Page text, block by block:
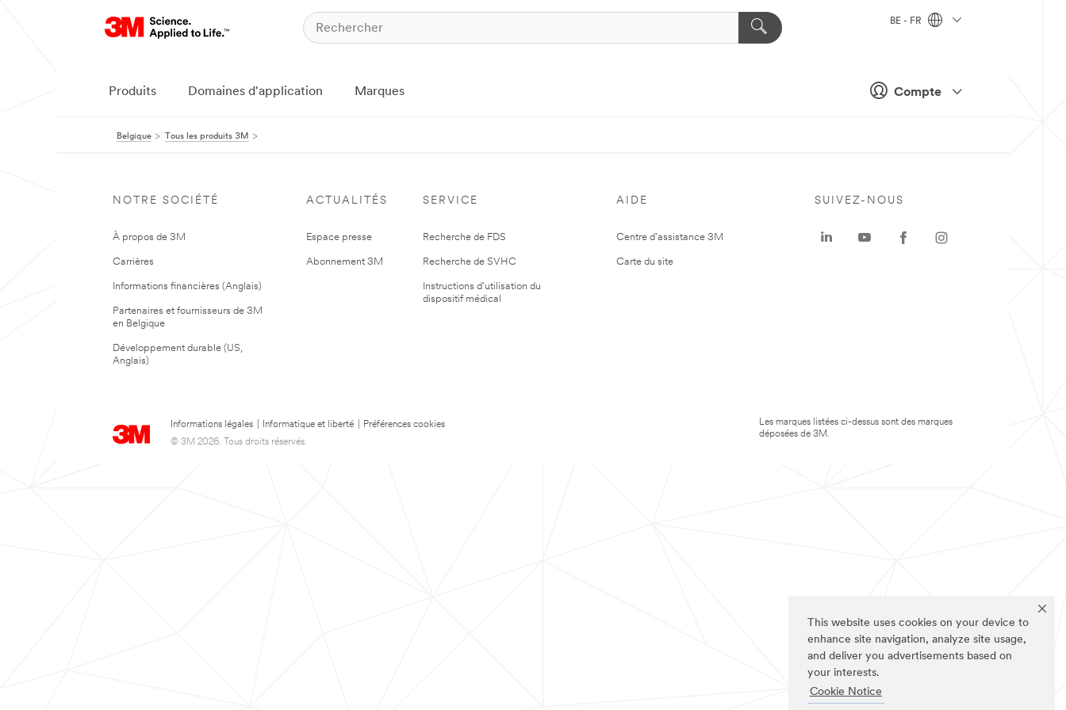
This website uses cookies on your device to
enhance site navigation, analyze site usage,
and deliver you advertisements based on
your interests.
Cookie Notice
Compte
BE - FR
Produits Domaines d'application Marques
Belgique Tous les produits 3M
NOTRE SOCIÉTÉ
À propos de 3M
Carrières
Informations financières (Anglais)
Partenaires et fournisseurs de 3M
en Belgique
Développement durable (US,
Anglais)
ACTUALITÉS
Espace presse
Abonnement 3M
SERVICE
Recherche de FDS
Recherche de SVHC
Instructions d'utilisation du
dispositif médical
AIDE
Centre d'assistance 3M
Carte du site
Informations légales Informatique et liberté
Préférences cookies
© 3M 2026. Tous droits réservés.
SUIVEZ-NOUS
Les marques listées ci-dessus sont des marques
déposées de 3M.